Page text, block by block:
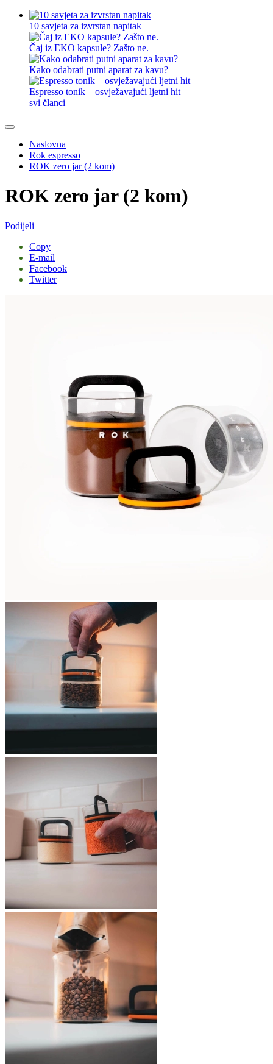
10 savjeta za izvrstan napitak
Čaj iz EKO kapsule? Zašto ne.
Kako odabrati putni aparat za kavu?
Espresso tonik – osvježavajući ljetni hit
svi članci
Naslovna
Rok espresso
ROK zero jar (2 kom)
ROK zero jar (2 kom)
Podijeli
Copy
E-mail
Facebook
Twitter